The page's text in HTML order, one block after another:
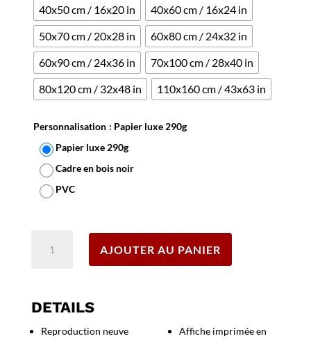
40x50 cm / 16x20 in
40x60 cm / 16x24 in
50x70 cm / 20x28 in
60x80 cm / 24x32 in
60x90 cm / 24x36 in
70x100 cm / 28x40 in
80x120 cm / 32x48 in
110x160 cm / 43x63 in
Personnalisation : Papier luxe 290g
Papier luxe 290g
Cadre en bois noir
PVC
2
AJOUTER AU PANIER
DETAILS
Reproduction neuve
Affiche imprimée en